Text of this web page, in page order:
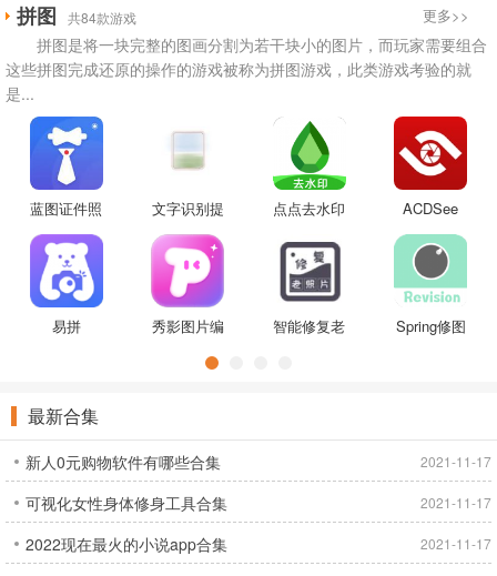
拼图 共84款游戏 更多>>
拼图是将一块完整的图画分割为若干块小的图片，而玩家需要组合
这些拼图完成还原的操作的游戏被称为拼图游戏，此类游戏考验的就
是...
蓝图证件照
文字识别提
取王
点点去水印
ACDSee
Pro
易拼
秀影图片编
智能修复老
Spring修图
最新合集
新人0元购物软件有哪些合集 2021-11-17
可视化女性身体修身工具合集 2021-11-17
2022现在最火的小说app合集 2021-11-17